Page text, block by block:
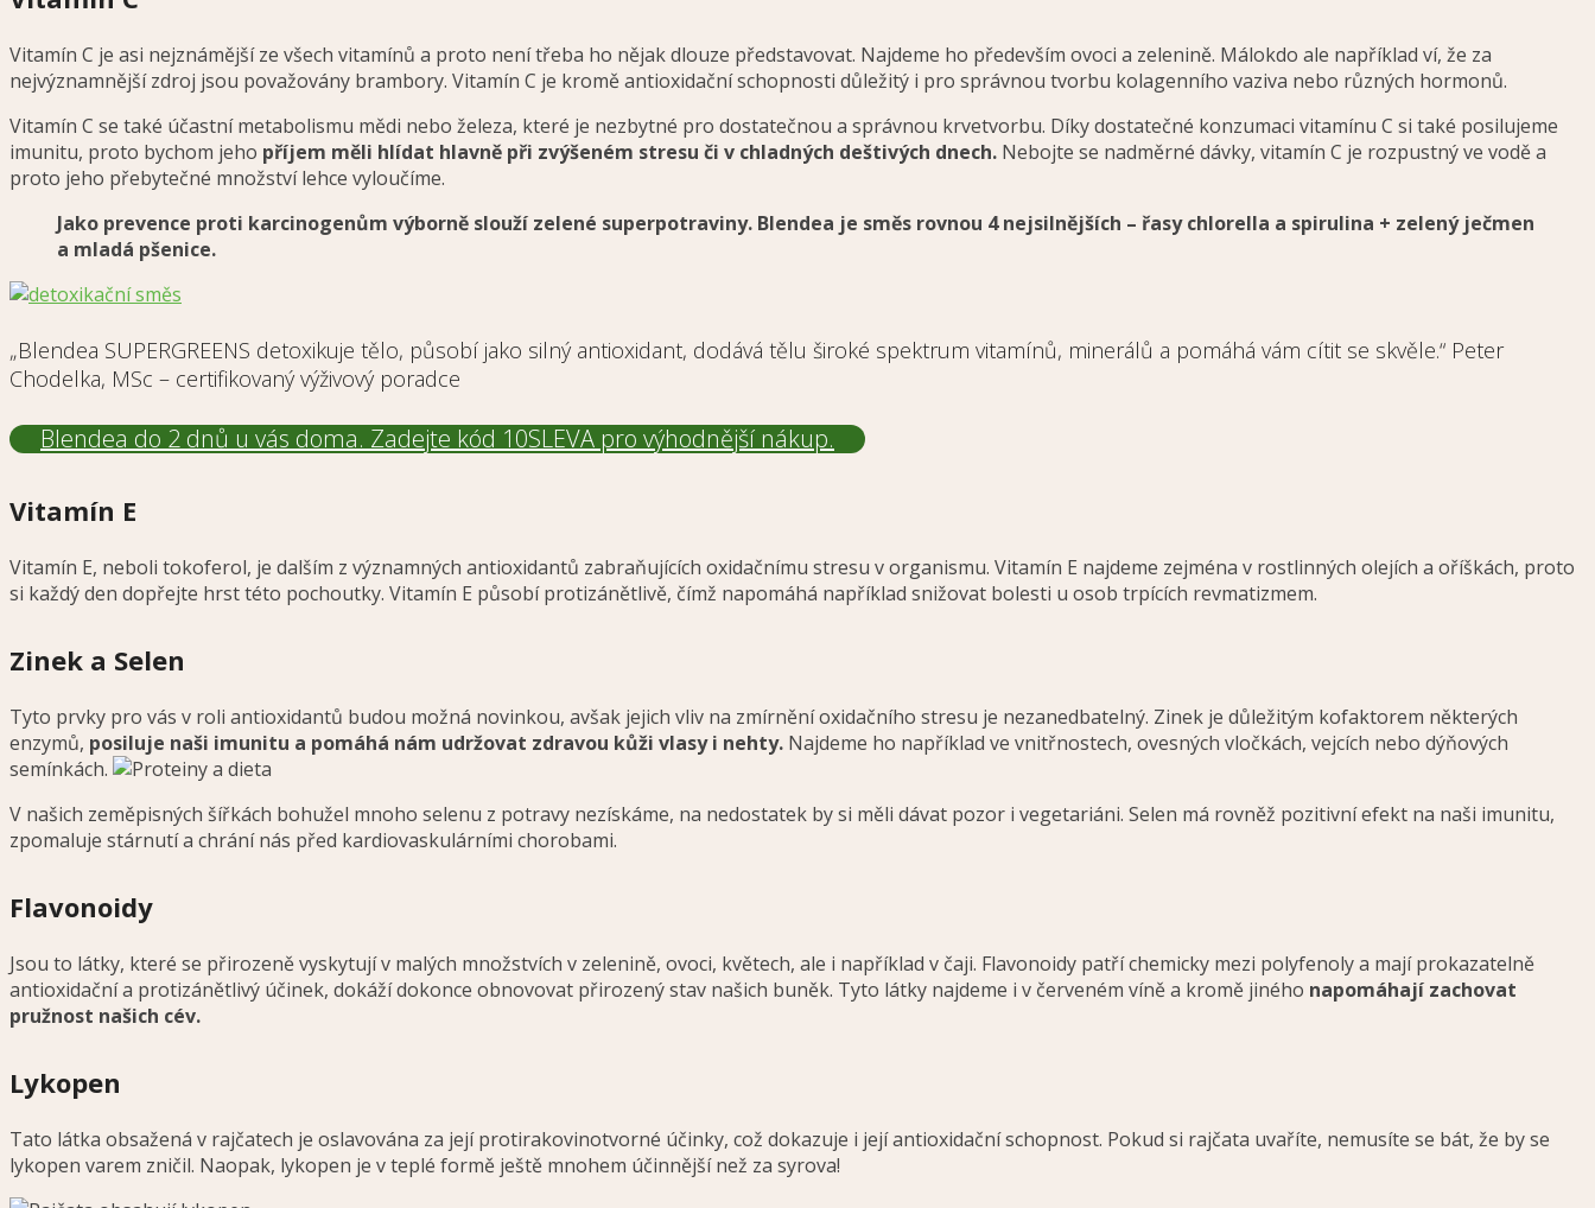
Vitamín C je asi nejznámější ze všech vitamínů a proto není třeba ho nějak dlouze představovat. Najdeme ho především ovoci a zelenině. Málokdo ale například ví, že za
nejvýznamnější zdroj jsou považovány brambory. Vitamín C je kromě antioxidační schopnosti důležitý i pro správnou tvorbu kolagenního vaziva nebo různých hormonů.
Vitamín C se také účastní metabolismu mědi nebo železa, které je nezbytné pro dostatečnou a správnou krvetvorbu. Díky dostatečné konzumaci vitamínu C si také posilujeme
imunitu, proto bychom jeho příjem měli hlídat hlavně při zvýšeném stresu či v chladných deštivých dnech. Nebojte se nadměrné dávky, vitamín C je rozpustný ve vodě a
proto jeho přebytečné množství lehce vyloučíme.
Jako prevence proti karcinogenům výborně slouží zelené superpotraviny. Blendea je směs rovnou 4 nejsilnějších – řasy chlorella a spirulina + zelený ječmen
a mladá pšenice.
„Blendea SUPERGREENS detoxikuje tělo, působí jako silný antioxidant, dodává tělu široké spektrum vitamínů, minerálů a pomáhá vám cítit se skvěle.“ Peter
Chodelka, MSc – certifikovaný výživový poradce
Blendea do 2 dnů u vás doma. Zadejte kód 10SLEVA pro výhodnější nákup.
Vitamín E
Vitamín E, neboli tokoferol, je dalším z významných antioxidantů zabraňujících oxidačnímu stresu v organismu. Vitamín E najdeme zejména v rostlinných olejích a oříškách, proto
si každý den dopřejte hrst této pochoutky. Vitamín E působí protizánětlivě, čímž napomáhá například snižovat bolesti u osob trpících revmatizmem.
Zinek a Selen
Tyto prvky pro vás v roli antioxidantů budou možná novinkou, avšak jejich vliv na zmírnění oxidačního stresu je nezanedbatelný. Zinek je důležitým kofaktorem některých
enzymů, posiluje naši imunitu a pomáhá nám udržovat zdravou kůži vlasy i nehty. Najdeme ho například ve vnitřnostech, ovesných vločkách, vejcích nebo dýňových
semínkách.
V našich zeměpisných šířkách bohužel mnoho selenu z potravy nezískáme, na nedostatek by si měli dávat pozor i vegetariáni. Selen má rovněž pozitivní efekt na naši imunitu,
zpomaluje stárnutí a chrání nás před kardiovaskulárními chorobami.
Flavonoidy
Jsou to látky, které se přirozeně vyskytují v malých množstvích v zelenině, ovoci, květech, ale i například v čaji. Flavonoidy patří chemicky mezi polyfenoly a mají prokazatelně
antioxidační a protizánětlivý účinek, dokáží dokonce obnovovat přirozený stav našich buněk. Tyto látky najdeme i v červeném víně a kromě jiného napomáhají zachovat
pružnost našich cév.
Lykopen
Tato látka obsažená v rajčatech je oslavována za její protirakovinotvorné účinky, což dokazuje i její antioxidační schopnost. Pokud si rajčata uvaříte, nemusíte se bát, že by se
lykopen varem zničil. Naopak, lykopen je v teplé formě ještě mnohem účinnější než za syrova!